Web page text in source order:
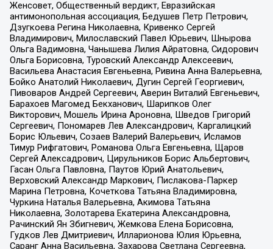
Женсовет, Общественный вердикт, Евразийская
антимонопольная ассоциация, Бедушев Петр Петрович,
Дзугкоева Регина Николаевна, Кривенко Сергей
Владимирович, Милославский Павел Юрьевич, Шнырова
Ольга Вадимовна, Чанышева Лилия Айратовна, Сидорович
Ольга Борисовна, Туровский Александр Алексеевич,
Васильева Анастасия Евгеньевна, Ривина Анна Валерьевна,
Бойко Анатолий Николаевич, Дугин Сергей Георгиевич,
Пивоваров Андрей Сергеевич, Аверин Виталий Евгеньевич,
Барахоев Магомед Бекханович, Шарипков Олег
Викторович, Мошель Ирина Ароновна, Шведов Григорий
Сергеевич, Пономарев Лев Александрович, Каргалицкий
Борис Юльевич, Созаев Валерий Валерьевич, Исламов
Тимур Рифгатович, Романова Ольга Евгеньевна, Щаров
Сергей Алексадрович, Цирульников Борис Альбертович,
Гасан Ольга Павловна, Паутов Юрий Анатольевич,
Верховский Александр Маркович, Пислакова-Паркер
Марина Петровна, Кочеткова Татьяна Владимировна,
Чуркина Наталья Валерьевна, Акимова Татьяна
Николаевна, Золотарева Екатерина Александровна,
Рачинский Ян Збигневич, Жемкова Елена Борисовна,
Гудков Лев Дмитриевич, Илларионова Юлия Юрьевна,
Саранг Анна Васильевна, Захарова Светлана Сергеевна,